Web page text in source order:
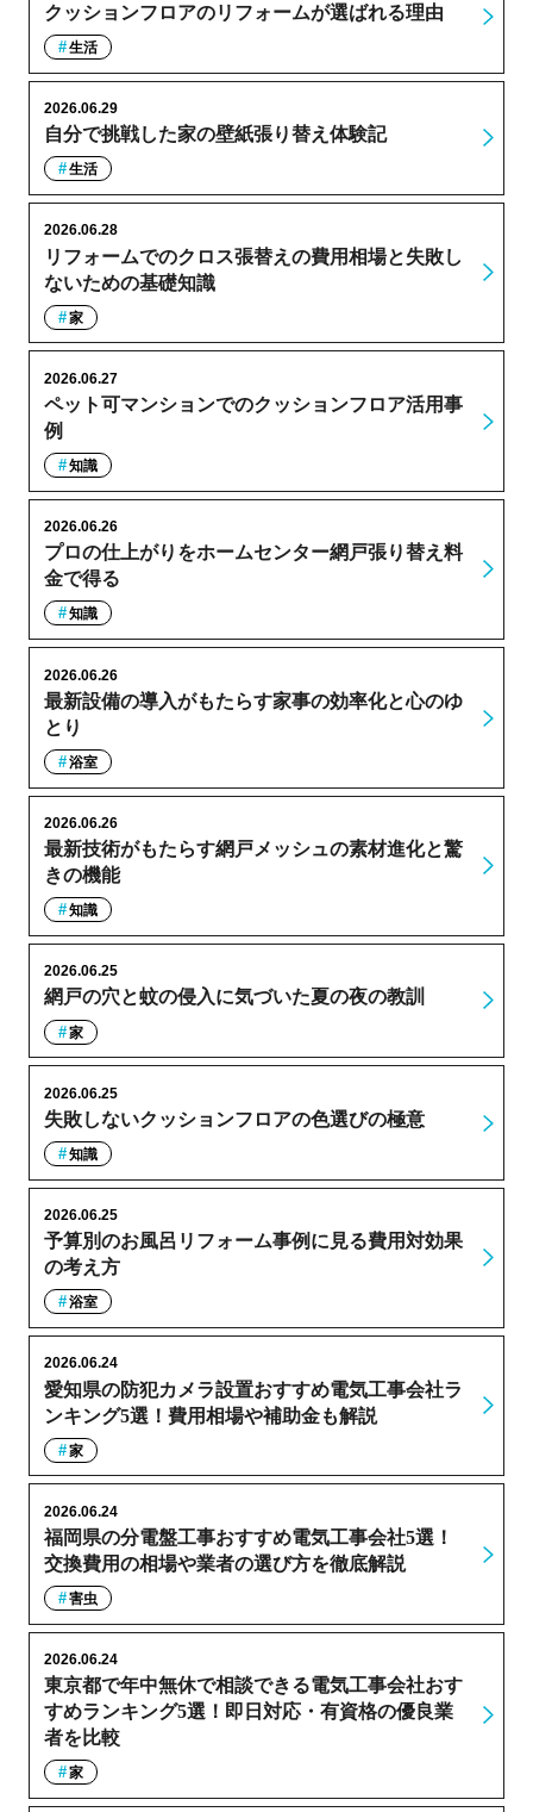
クッションフロアのリフォームが選ばれる理由
生活
自分で挑戦した家の壁紙張り替え体験記
2026.06.29
生活
リフォームでのクロス張替えの費用相場と失敗し
ないための基礎知識
2026.06.28
家
ペット可マンションでのクッションフロア活用事
例
2026.06.27
知識
プロの仕上がりをホームセンター網戸張り替え料
金で得る
2026.06.26
知識
最新設備の導入がもたらす家事の効率化と心のゆ
とり
2026.06.26
浴室
最新技術がもたらす網戸メッシュの素材進化と驚
きの機能
2026.06.26
知識
網戸の穴と蚊の侵入に気づいた夏の夜の教訓
2026.06.25
家
失敗しないクッションフロアの色選びの極意
2026.06.25
知識
予算別のお風呂リフォーム事例に見る費用対効果
の考え方
2026.06.25
浴室
愛知県の防犯カメラ設置おすすめ電気工事会社ラ
ンキング5選！費用相場や補助金も解説
2026.06.24
家
福岡県の分電盤工事おすすめ電気工事会社5選！
交換費用の相場や業者の選び方を徹底解説
2026.06.24
害虫
東京都で年中無休で相談できる電気工事会社おす
すめランキング5選！即日対応・有資格の優良業
者を比較
2026.06.24
家